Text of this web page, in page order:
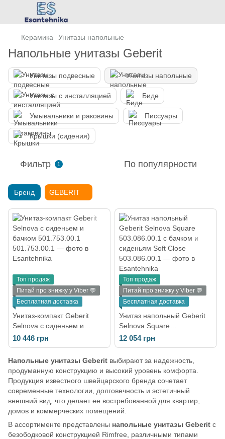
Керамика Унитазы напольные
Напольные унитазы Geberit
Унитазы подвесные Унитазы напольные
Унитазы с инсталляцией Биде
Умывальники и раковины Писсуары
Крышки (сидения)
Фильтр 1 По популярности
Бренд GEBERIT
Топ продаж
Питай про знижку у Viber 💬
Бесплатная доставка
Унитаз-компакт Geberit
Selnova с сиденьем и
бачком 501.753.00.1
10 446 грн
Топ продаж
Питай про знижку у Viber 💬
Бесплатная доставка
Унитаз напольный Geberit
Selnova Square
503.086.00.1 с бачком и
сиденьям Soft Close
12 054 грн
Напольные унитазы Geberit выбирают за надежность,
продуманную конструкцию и высокий уровень комфорта.
Продукция известного швейцарского бренда сочетает
современные технологии, долговечность и эстетичный
внешний вид, что делает ее востребованной для квартир,
домов и коммерческих помещений.
В ассортименте представлены напольные унитазы Geberit с
безободковой конструкцией Rimfree, различными типами